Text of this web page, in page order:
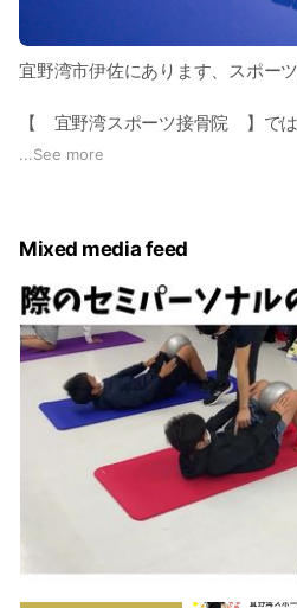
宜野湾市伊佐にあります、スポー
【 宜野湾スポーツ接骨院 】では
老若男女問わず全ての方が、健や
スポーツをされている方へはスポ
ィショニング・予防対策など幅広
どんな小さなお悩みでもお気軽に
...See more
Mixed media feed